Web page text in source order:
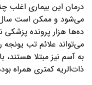
درمان این بیماری اغلب
می‌شود و ممکن است سال‌ها
ده‌ها هزار پرونده پزشکی
می‌تواند علائم تب
به آسم نیز مبتلا
ذات‌الریه کمتری همراه